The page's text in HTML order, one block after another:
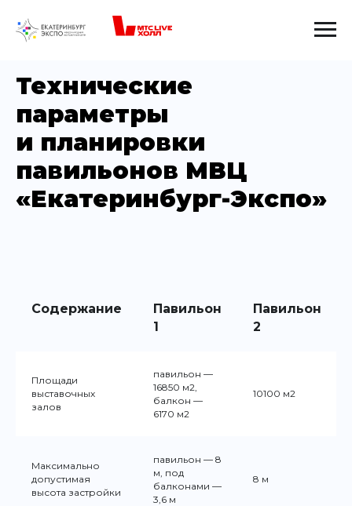
Технические
параметры
и планировки
павильонов МВЦ
«Екатеринбург-Экспо»
Содержание
Павильон
1
Павильон
2
Площади
выставочных
залов
павильон —
16850 м2,
балкон —
6170 м2
10100 м2
Максимально
допустимая
высота застройки
павильон — 8
м, под
балконами —
3,6 м
8 м